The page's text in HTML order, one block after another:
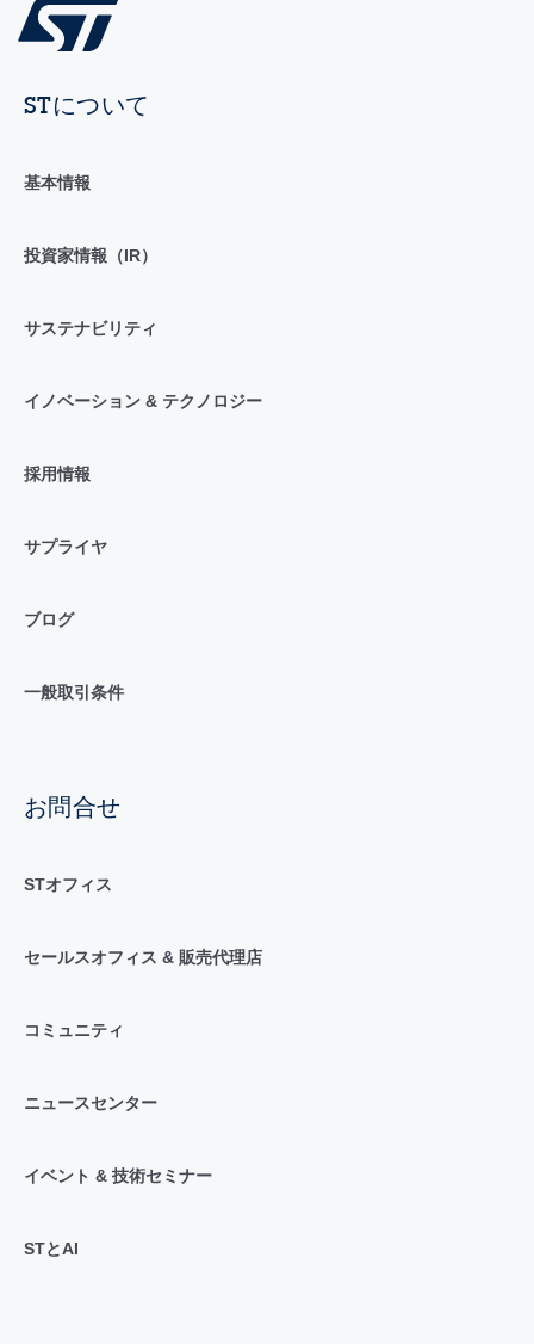
STについて
基本情報
投資家情報（IR）
サステナビリティ
イノベーション & テクノロジー
採用情報
サプライヤ
ブログ
一般取引条件
お問合せ
STオフィス
セールスオフィス & 販売代理店
コミュニティ
ニュースセンター
イベント & 技術セミナー
STとAI